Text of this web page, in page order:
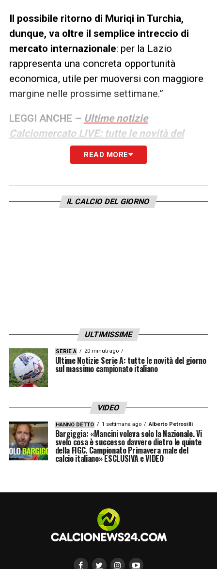
Il possibile ritorno di Muriqi in Turchia,
dunque, va oltre il semplice intreccio di
mercato internazionale: per la Lazio
rappresenta una concreta opportunità
economica, utile per muoversi con maggiore
margine nelle prossime settimane.”
LEGGI ANCHE – Ultime notizie
Calciomercato LIVE: tutte le novità del
READ MORE
IL CALCIO DEL GIORNO
ULTIMISSIME
SERIE A 20 minuti ago
Ultime Notizie Serie A: tutte le novità del giorno
sul massimo campionato italiano
VIDEO
HANNO DETTO 1 settimana ago Alberto Petrosilli
Bargiggia: «Mancini voleva solo la Nazionale. Vi
svelo cosa è successo davvero dietro le quinte
della FIGC. Campionato Primavera male del
calcio italiano» ESCLUSIVA e VIDEO